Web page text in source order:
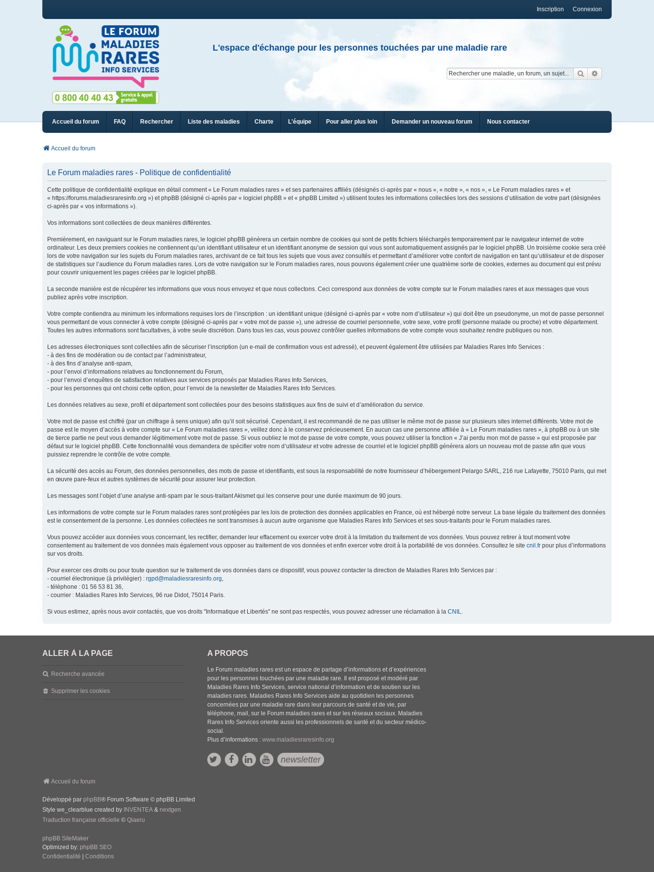
Connexion
Inscription
L'espace d'échange pour les personnes touchées par une maladie rare
Rechercher
Accueil du forum FAQ Rechercher Liste des maladies Charte L'équipe Pour aller plus loin Demander un nouveau forum Nous contacter
Accueil du forum
Le Forum maladies rares - Politique de confidentialité
Cette politique de confidentialité explique en détail comment « Le Forum maladies rares » et ses partenaires affiliés (désignés ci-après par « nous », « notre », « nos », « Le Forum maladies rares » et
« https://forums.maladiesraresinfo.org ») et phpBB (désigné ci-après par « logiciel phpBB » et « phpBB Limited ») utilisent toutes les informations collectées lors des sessions d’utilisation de votre part (désignées
ci-après par « vos informations »).
Vos informations sont collectées de deux manières différentes.
Premièrement, en naviguant sur le Forum maladies rares, le logiciel phpBB génèrera un certain nombre de cookies qui sont de petits fichiers téléchargés temporairement par le navigateur internet de votre
ordinateur. Les deux premiers cookies ne contiennent qu’un identifiant utilisateur et un identifiant anonyme de session qui vous sont automatiquement assignés par le logiciel phpBB. Un troisième cookie sera créé
lors de votre navigation sur les sujets du Forum maladies rares, archivant de ce fait tous les sujets que vous avez consultés et permettant d’améliorer votre confort de navigation en tant qu’utilisateur et de disposer
de statistiques sur l’audience du Forum maladies rares. Lors de votre navigation sur le Forum maladies rares, nous pouvons également créer une quatrième sorte de cookies, externes au document qui est prévu
pour couvrir uniquement les pages créées par le logiciel phpBB.
La seconde manière est de récupérer les informations que vous nous envoyez et que nous collectons. Ceci correspond aux données de votre compte sur le Forum maladies rares et aux messages que vous
publiez après votre inscription.
Votre compte contiendra au minimum les informations requises lors de l’inscription : un identifiant unique (désigné ci-après par « votre nom d’utilisateur ») qui doit être un pseudonyme, un mot de passe personnel
vous permettant de vous connecter à votre compte (désigné ci-après par « votre mot de passe »), une adresse de courriel personnelle, votre sexe, votre profil (personne malade ou proche) et votre département.
Toutes les autres informations sont facultatives, à votre seule discrétion. Dans tous les cas, vous pouvez contrôler quelles informations de votre compte vous souhaitez rendre publiques ou non.
Les adresses électroniques sont collectées afin de sécuriser l’inscription (un e-mail de confirmation vous est adressé), et peuvent également être utilisées par Maladies Rares Info Services :
- à des fins de modération ou de contact par l’administrateur,
- à des fins d’analyse anti-spam,
- pour l’envoi d’informations relatives au fonctionnement du Forum,
- pour l’envoi d’enquêtes de satisfaction relatives aux services proposés par Maladies Rares Info Services,
- pour les personnes qui ont choisi cette option, pour l’envoi de la newsletter de Maladies Rares Info Services.
Les données relatives au sexe, profil et département sont collectées pour des besoins statistiques aux fins de suivi et d’amélioration du service.
Votre mot de passe est chiffré (par un chiffrage à sens unique) afin qu’il soit sécurisé. Cependant, il est recommandé de ne pas utiliser le même mot de passe sur plusieurs sites internet différents. Votre mot de
passe est le moyen d’accès à votre compte sur « Le Forum maladies rares », veillez donc à le conservez précieusement. En aucun cas une personne affiliée à « Le Forum maladies rares », à phpBB ou à un site
de tierce partie ne peut vous demander légitimement votre mot de passe. Si vous oubliez le mot de passe de votre compte, vous pouvez utiliser la fonction « J’ai perdu mon mot de passe » qui est proposée par
défaut sur le logiciel phpBB. Cette fonctionnalité vous demandera de spécifier votre nom d’utilisateur et votre adresse de courriel et le logiciel phpBB générera alors un nouveau mot de passe afin que vous
puissiez reprendre le contrôle de votre compte.
La sécurité des accès au Forum, des données personnelles, des mots de passe et identifiants, est sous la responsabilité de notre fournisseur d’hébergement Pelargo SARL, 216 rue Lafayette, 75010 Paris, qui met
en œuvre pare-feux et autres systèmes de sécurité pour assurer leur protection.
Les messages sont l’objet d’une analyse anti-spam par le sous-traitant Akismet qui les conserve pour une durée maximum de 90 jours.
Les informations de votre compte sur le Forum malades rares sont protégées par les lois de protection des données applicables en France, où est hébergé notre serveur. La base légale du traitement des données
est le consentement de la personne. Les données collectées ne sont transmises à aucun autre organisme que Maladies Rares Info Services et ses sous-traitants pour le Forum maladies rares.
Vous pouvez accéder aux données vous concernant, les rectifier, demander leur effacement ou exercer votre droit à la limitation du traitement de vos données. Vous pouvez retirer à tout moment votre
consentement au traitement de vos données mais également vous opposer au traitement de vos données et enfin exercer votre droit à la portabilité de vos données. Consultez le site cnil.fr pour plus d’informations
sur vos droits.
Pour exercer ces droits ou pour toute question sur le traitement de vos données dans ce dispositif, vous pouvez contacter la direction de Maladies Rares Info Services par :
- courriel électronique (à privilégier) : rgpd@maladiesraresinfo.org,
- téléphone : 01 56 53 81 36,
- courrier : Maladies Rares Info Services, 96 rue Didot, 75014 Paris.
Si vous estimez, après nous avoir contactés, que vos droits "Informatique et Libertés" ne sont pas respectés, vous pouvez adresser une réclamation à la CNIL.
ALLER À LA PAGE
Recherche avancée
Supprimer les cookies
A PROPOS
Le Forum maladies rares est un espace de partage d’informations et d’expériences
pour les personnes touchées par une maladie rare. Il est proposé et modéré par
Maladies Rares Info Services, service national d’information et de soutien sur les
maladies rares. Maladies Rares Info Services aide au quotidien les personnes
concernées par une maladie rare dans leur parcours de santé et de vie, par
téléphone, mail, sur le Forum maladies rares et sur les réseaux sociaux. Maladies
Rares Info Services oriente aussi les professionnels de santé et du secteur médico-
social.
Plus d’informations :www.maladiesraresinfo.org
newsletter
Accueil du forum
Développé par phpBB® Forum Software © phpBB Limited
Style we_clearblue created by INVENTEA & nextgen
Traduction française officielle © Qiaeru
phpBB SiteMaker
Optimized by: phpBB SEO
Confidentialité
Conditions